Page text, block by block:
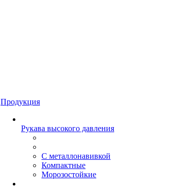
Продукция
Рукава высокого давления
С металлонавивкой
Компактные
Морозостойкие